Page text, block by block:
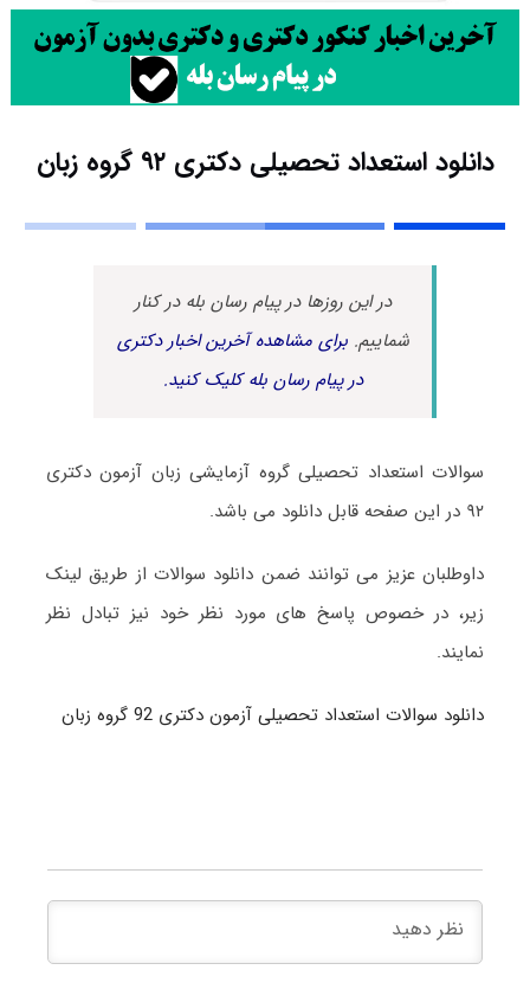
دانلود استعداد تحصیلی دکتری ۹۲ گروه زبان
در این روزها در پیام رسان بله در کنار
شماییم.برای مشاهده آخرین اخبار دکتری
در پیام رسان بله کلیک کنید.
سوالات استعداد تحصیلی گروه آزمایشی زبان آزمون دکتری
۹۲ در این صفحه قابل دانلود می باشد.
داوطلبان عزیز می توانند ضمن دانلود سوالات از طریق لینک
زیر، در خصوص پاسخ های مورد نظر خود نیز تبادل نظر
نمایند.
دانلود سوالات استعداد تحصیلی آزمون دکتری 92 گروه زبان